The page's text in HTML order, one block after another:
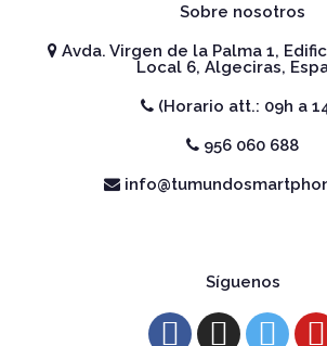
Sobre nosotros
Avda. Virgen de la Palma 1,
Local 6, Algeciras,
(Horario att.: 09h a
956 060 688
Síguenos